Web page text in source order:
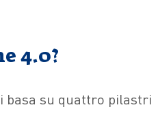
4.0?
basa su quattro pilastri